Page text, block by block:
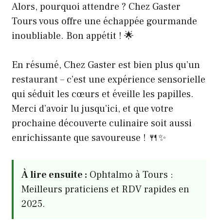
Alors, pourquoi attendre ? Chez Gaster
Tours vous offre une échappée gourmande
inoubliable. Bon appétit ! 🌟
En résumé, Chez Gaster est bien plus qu’un
restaurant – c’est une expérience sensorielle
qui séduit les cœurs et éveille les papilles.
Merci d’avoir lu jusqu’ici, et que votre
prochaine découverte culinaire soit aussi
enrichissante que savoureuse ! 🍴✨
À lire ensuite : Ophtalmo à Tours :
Meilleurs praticiens et RDV rapides en
2025.